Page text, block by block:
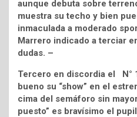
aunque debuta sobre
muestra su techo y bien
inmaculada a moderado
Marrero indicado a terciar
dudas. –
Tercero en discordia el N°
bueno su “show” en el
cima del semáforo sin
puesto” es bravísimo el